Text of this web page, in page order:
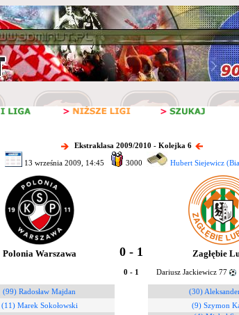
Ekstraklasa 2009/2010 - Kolejka 6
13 września 2009, 14:45 3000 Hubert Siejewicz
Polonia Warszawa 0 - 1 Zagłębie
0 - 1 Dariusz Jackiewicz 77
(99) Radosław Majdan
(30)
(11) Marek Sokołowski
(9) Szymon